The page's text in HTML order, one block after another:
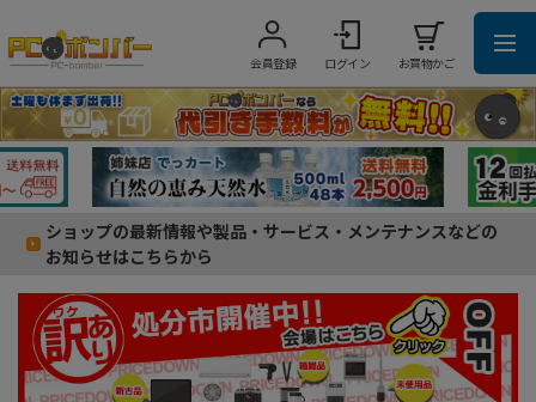
会員登録 ログイン お買物かご
ショップの最新情報や製品・サービス・メンテナンスなどの
お知らせはこちらから